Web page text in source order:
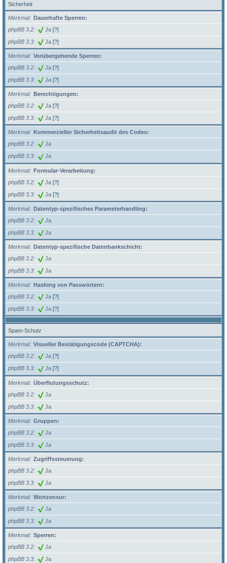
Sicherheit
Merkmal
Dauerhafte Sperren:
phpBB 3.2
Ja [?]
phpBB 3.3 Ja [?]
Merkmal
Vorübergehende Sperren:
phpBB 3.2
Ja [?]
phpBB 3.3 Ja [?]
Merkmal
Berechtigungen:
phpBB 3.2
Ja [?]
phpBB 3.3 Ja [?]
Merkmal
Kommerzieller Sicherheitsaudit des Codes:
phpBB 3.2
Ja
phpBB 3.3 Ja
Merkmal
Formular-Verarbeitung:
phpBB 3.2
Ja [?]
phpBB 3.3 Ja [?]
Merkmal
Datentyp-spezifisches Parameterhandling:
phpBB 3.2
Ja
phpBB 3.3 Ja
Merkmal
Datentyp-spezifische Datenbankschicht:
phpBB 3.2
Ja
phpBB 3.3 Ja
Merkmal
Hashing von Passwörtern:
phpBB 3.2
Ja [?]
phpBB 3.3 Ja [?]
Spam-Schutz
Merkmal
Visueller Bestätigungscode (CAPTCHA):
phpBB 3.2
Ja [?]
phpBB 3.3 Ja [?]
Merkmal
Überflutungsschutz:
phpBB 3.2
Ja
phpBB 3.3 Ja
Merkmal
Gruppen:
phpBB 3.2
Ja
phpBB 3.3 Ja
Merkmal
Zugriffssteuerung:
phpBB 3.2
Ja
phpBB 3.3 Ja
Merkmal
Wortzensur:
phpBB 3.2
Ja
phpBB 3.3 Ja
Merkmal
Sperren:
phpBB 3.2
Ja
phpBB 3.3 Ja